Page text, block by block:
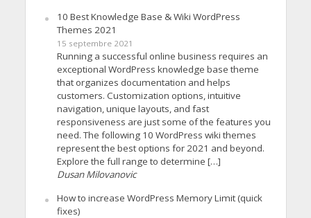
10 Best Knowledge Base & Wiki WordPress
Themes 2021
15 septembre 2021
Running a successful online business requires an
exceptional WordPress knowledge base theme
that organizes documentation and helps
customers. Customization options, intuitive
navigation, unique layouts, and fast
responsiveness are just some of the features you
need. The following 10 WordPress wiki themes
represent the best options for 2021 and beyond.
Explore the full range to determine […]
Dusan Milovanovic
How to increase WordPress Memory Limit (quick
fixes)